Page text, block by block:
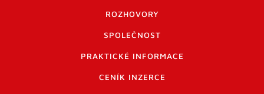
ROZHOVORY
SPOLEČNOST
PRAKTICKÉ INFORMACE
CENÍK INZERCE